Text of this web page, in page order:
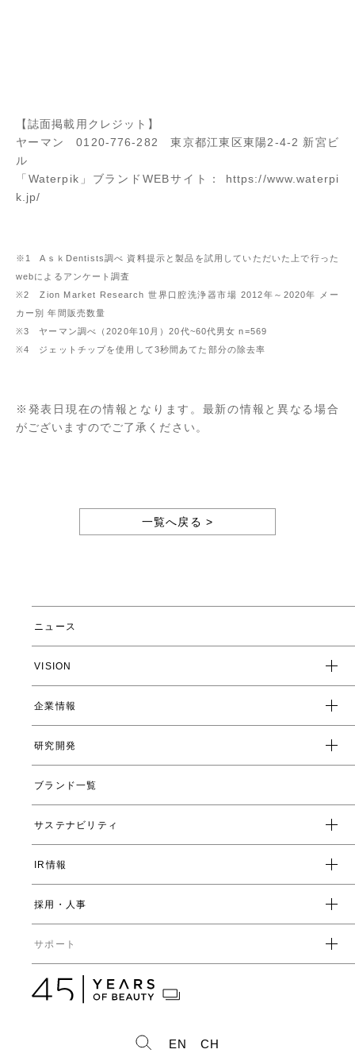
【誌面掲載用クレジット】
ヤーマン 0120-776-282 東京都江東区東陽2-4-2 新宮ビ
ル
「Waterpik」ブランドWEBサイト：
https://www.waterpi
k.jp/
※1 AｓｋDentists調べ 資料提示と製品を試用していただいた上で行った
webによるアンケート調査
※2 Zion Market Research 世界口腔洗浄器市場 2012年～2020年 メー
カー別 年間販売数量
※3 ヤーマン調べ（2020年10月）20代~60代男女 n=569
※4 ジェットチップを使用して3秒間あてた部分の除去率
※発表日現在の情報となります。最新の情報と異なる場合
がございますのでご了承ください。
一覧へ戻る >
ニュース
VISION
企業スローガン
クレド
企業情報
トップメッセージ
会社概要
数字で見るヤーマン
受賞一覧
直営店・百貨店
研究開発
ヤーマンの研究開発とは
ヤーマンの技術
開発ストーリー
ブランド一覧
サステナビリティ
環境
社会
IR情報
経営方針
コーポレートガバナンス
ディスクロージャーポリシー
IRライブラリ一覧
株式情報
株式概要
採用・人事
人事からのメッセージ
数字で見るヤーマン
サポート
カタログ・取扱説明書
EN CH